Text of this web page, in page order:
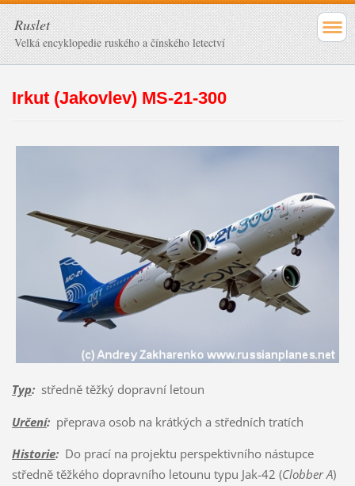
Ruslet
Velká encyklopedie ruského a čínského letectví
Irkut (Jakovlev) MS-21-300
Typ:středně těžký dopravní letoun
Určení:přeprava osob na krátkých a středních tratích
Historie:Do prací na projektu perspektivního nástupce
středně těžkého dopravního letounu typu Jak-42 (Clobber A)